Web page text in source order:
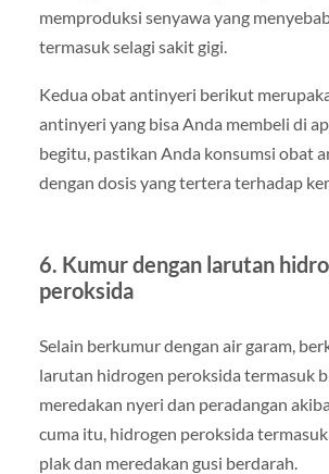
memproduksi senyawa yang
termasuk selagi sakit gigi.
Kedua obat antinyeri berikut
antinyeri yang bisa Anda membeli di
begitu, pastikan Anda konsumsi obat
dengan dosis yang tertera terhadap
6. Kumur dengan larutan
peroksida
Selain berkumur dengan air garam,
larutan hidrogen peroksida termasuk
meredakan nyeri dan peradangan
cuma itu, hidrogen peroksida
plak dan meredakan gusi berdarah.